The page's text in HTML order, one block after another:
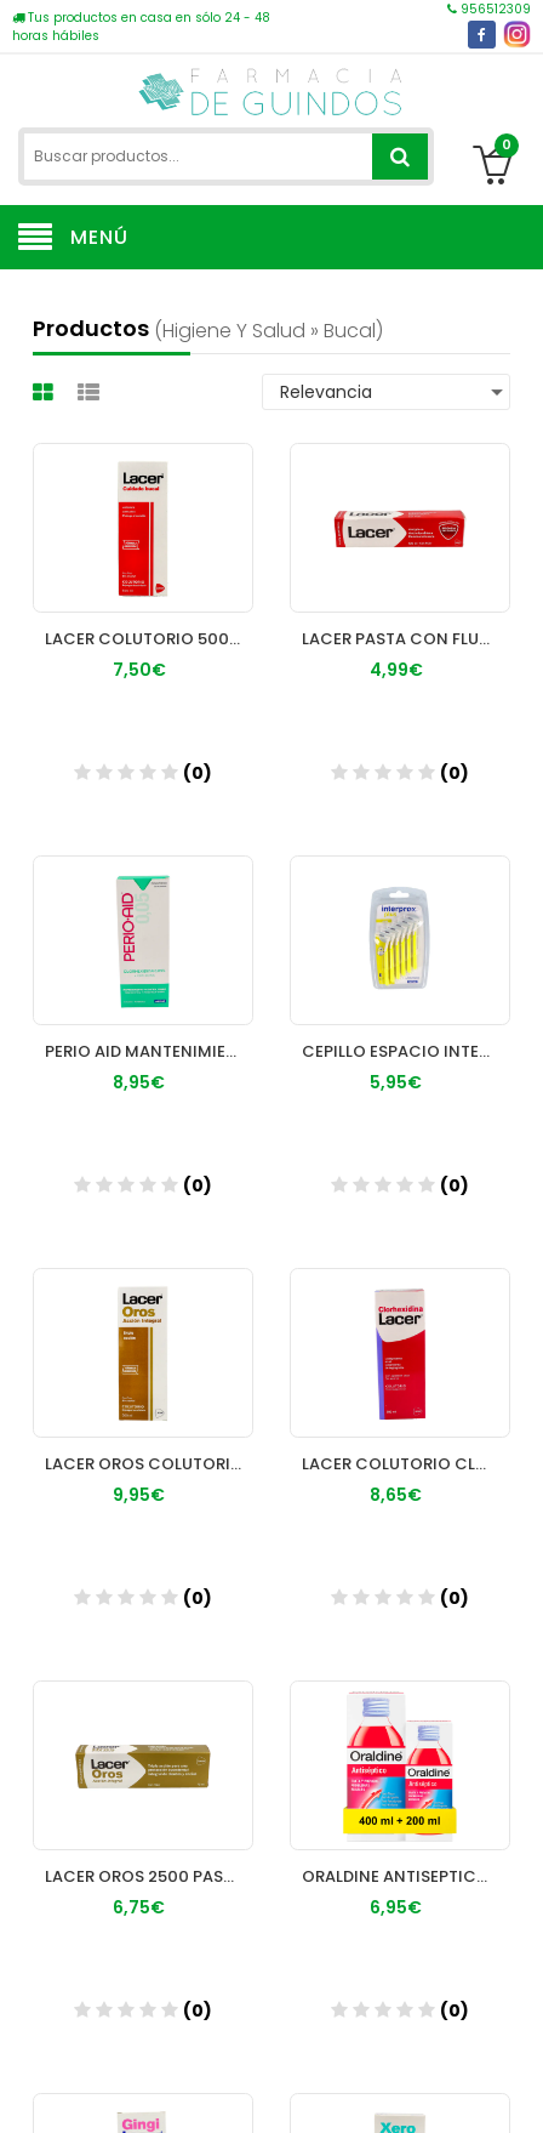
Tus productos en casa en sólo 24 - 48
horas hábiles
956512309
0
MENÚ
Productos (higiene Y Salud » Bucal)
LACER COLUTORIO 500 ML
7,50€
(0)
LACER PASTA CON FLUOR 125 ML
4,99€
(0)
PERIO AID MANTENIMIENTO COLUTORIO 500 ML
8,95€
(0)
CEPILLO ESPACIO INTERPROXIMAL INTERPROX PLUS MINI 6 U
5,95€
(0)
LACER OROS COLUTORIO 500 ML
9,95€
(0)
LACER COLUTORIO CLORHEXIDINA 500 ML
8,65€
(0)
Añadir
LACER OROS 2500 PASTA DENTAL 75 ML
6,75€
(0)
Añadir
ORALDINE ANTISEPTICO PACK 400 ML +200 ML
6,95€
(0)